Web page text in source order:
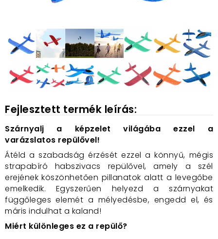
Fejlesztett termék leírás:
Szárnyalj a képzelet világába ezzel a
varázslatos repülővel!
Átéld a szabadság érzését ezzel a könnyű, mégis
strapabíró habszivacs repülővel, amely a szél
erejének köszönhetően pillanatok alatt a levegőbe
emelkedik. Egyszerűen helyezd a szárnyakat
függőleges elemét a mélyedésbe, engedd el, és
máris indulhat a kaland!
Miért különleges ez a repülő?